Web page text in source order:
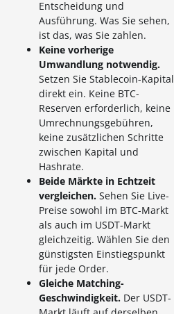
Entscheidung und
Ausführung. Was Sie sehen,
ist das, was Sie zahlen.
Keine vorherige
Umwandlung notwendig.
Setzen Sie Stablecoin-Kapital
direkt ein. Keine BTC-
Reserven erforderlich, keine
Umrechnungsgebühren,
keine zusätzlichen Schritte
zwischen Kapital und
Hashrate.
Beide Märkte in Echtzeit
vergleichen. Sehen Sie Live-
Preise sowohl im BTC-Markt
als auch im USDT-Markt
gleichzeitig. Wählen Sie den
günstigsten Einstiegspunkt
für jede Order.
Gleiche Matching-
Geschwindigkeit. Der USDT-